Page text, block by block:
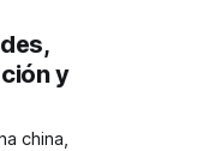
y
china,